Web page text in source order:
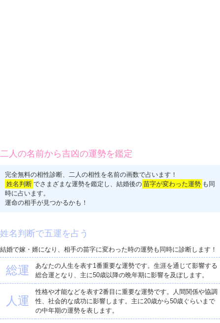
二人の名前から吉凶の運勢を鑑定
完全無料の相性診断、二人の相性を名前の画数で占います！
姓名判断 でさまざまな運勢を鑑定し、結婚後の 苗字が変わった運勢 も同
時に占います。
運命の相手が見つかるかも！
姓名判断で五運を占う
結婚で嫁・婿になり、相手の苗字に変わった時の運勢も同時に診断します！
総運
あなたの人生を表す1番重要な運勢です。生涯を通じて影響する
総合運となり、主に50歳以降の晩年期に影響を及ぼします。
人運
性格や才能などを表す2番目に重要な運勢です。人間関係や協調
性、社会的な成功に影響します。主に20歳から50歳ぐらいまで
の中年期の運勢を表します。